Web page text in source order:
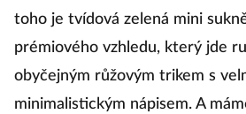
ležérním kouskem či naopak.
toho je tvídová zelená mini
prémiového vzhledu, který jde
obyčejným růžovým trikem s